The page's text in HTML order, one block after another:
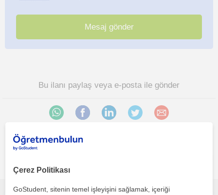
Bu ilanı paylaş veya e-posta ile gönder
çekebilecek diğer Tarih öğretmenleri
Çerez Politikası
GoStudent, sitenin temel işleyişini sağlamak, içeriği